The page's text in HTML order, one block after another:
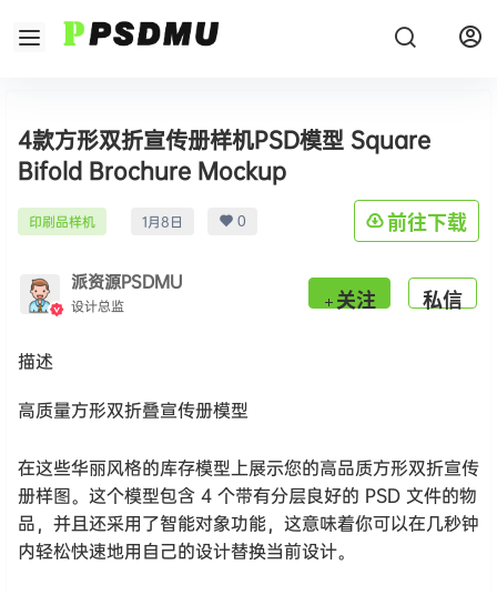
4款方形双折宣传册样机PSD模型 Square
Bifold Brochure Mockup
印刷品样机 1月8日 0 前往下载
派资源PSDMU
设计总监 关注 私信
描述
高质量方形双折叠宣传册模型
在这些华丽风格的库存模型上展示您的高品质方形双折宣传
册样图。这个模型包含 4 个带有分层良好的 PSD 文件的物
品，并且还采用了智能对象功能，这意味着你可以在几秒钟
内轻松快速地用自己的设计替换当前设计。